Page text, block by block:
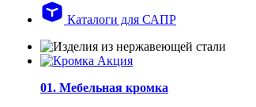
Каталоги для САПР
01. Мебельная кромка